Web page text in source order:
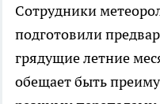
Сотрудники
подготовили
грядущие летние
обещает быть